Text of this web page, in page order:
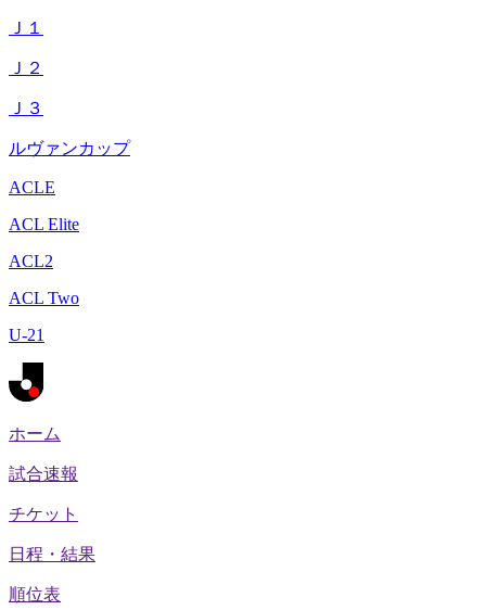
Ｊ１
Ｊ２
Ｊ３
ルヴァンカップ
ACLE
ACL Elite
ACL2
ACL Two
U-21
ホーム
試合速報
チケット
日程・結果
順位表